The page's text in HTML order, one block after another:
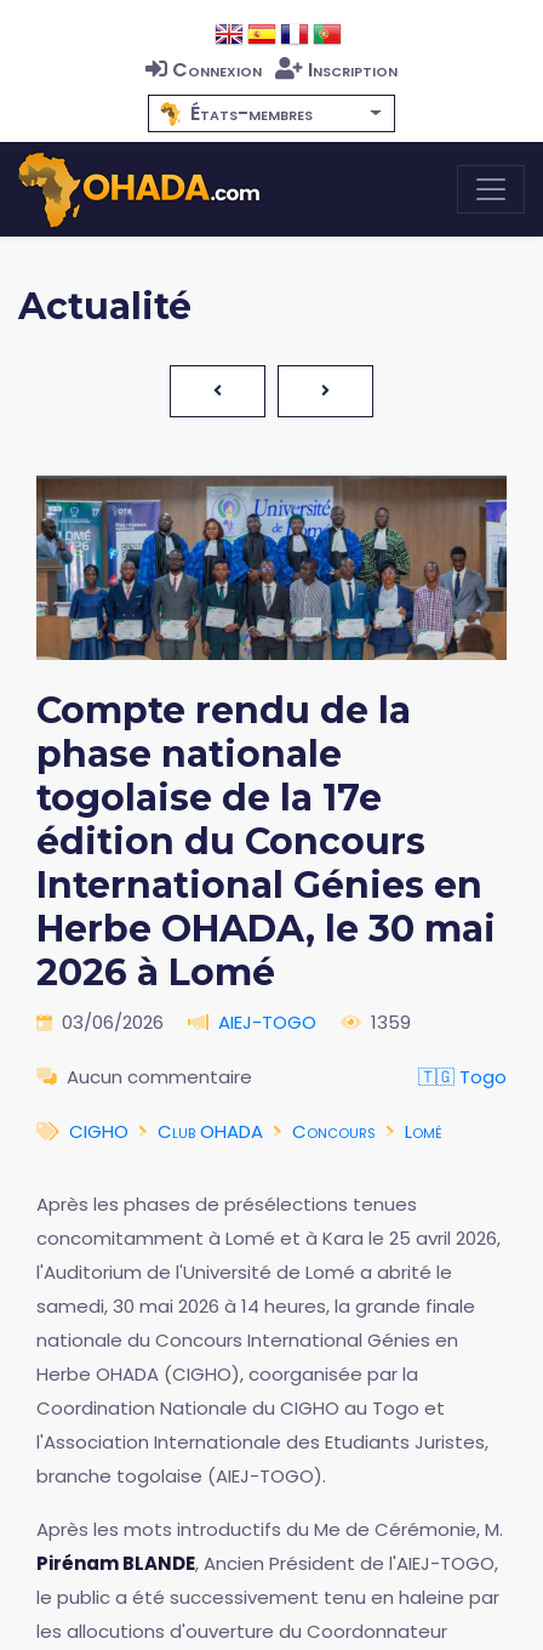
Connexion
Inscription
États-membres
Actualité
Compte rendu de la
phase nationale
togolaise de la 17e
édition du Concours
International Génies en
Herbe OHADA, le 30 mai
2026 à Lomé
03/06/2026 AIEJ-TOGO 1359
Aucun commentaire 🇹🇬 Togo
CIGHO Club OHADA Concours Lomé
Après les phases de présélections tenues
concomitamment à Lomé et à Kara le 25 avril 2026,
l'Auditorium de l'Université de Lomé a abrité le
samedi, 30 mai 2026 à 14 heures, la grande finale
nationale du Concours International Génies en
Herbe OHADA (CIGHO), coorganisée par la
Coordination Nationale du CIGHO au Togo et
l'Association Internationale des Etudiants Juristes,
branche togolaise (AIEJ-TOGO).
Après les mots introductifs du Me de Cérémonie, M.
Pirénam BLANDE, Ancien Président de l'AIEJ-TOGO,
le public a été successivement tenu en haleine par
les allocutions d'ouverture du Coordonnateur